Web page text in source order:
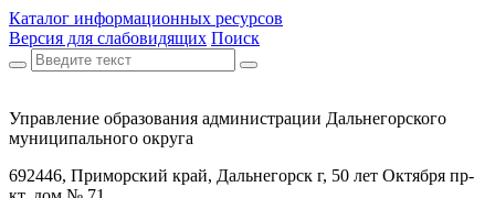
Каталог информационных ресурсов
Версия для слабовидящих Поиск
Управление образования администрации Дальнегорского
муниципального округа
692446, Приморский край, Дальнегорск г, 50 лет Октября пр-